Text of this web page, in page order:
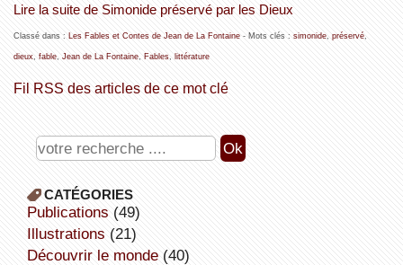
Lire la suite de Simonide préservé par les Dieux
Classé dans : Les Fables et Contes de Jean de La Fontaine- Mots clés : simonide, préservé,
dieux fable, Jean de La Fontaine, Fables, littérature
Fil RSS des articles de ce mot clé
CATÉGORIES
publications (49)
illustrations (21)
découvrir le monde(40)